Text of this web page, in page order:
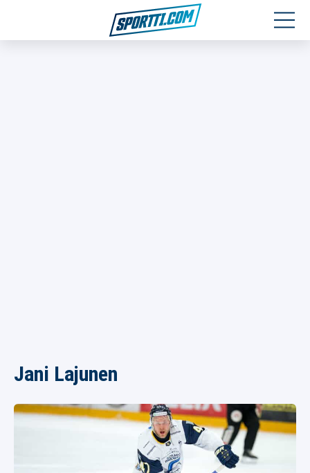
Jani Lajunen